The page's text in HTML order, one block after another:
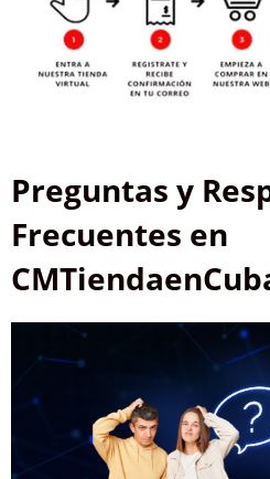
Preguntas y
Frecuentes en